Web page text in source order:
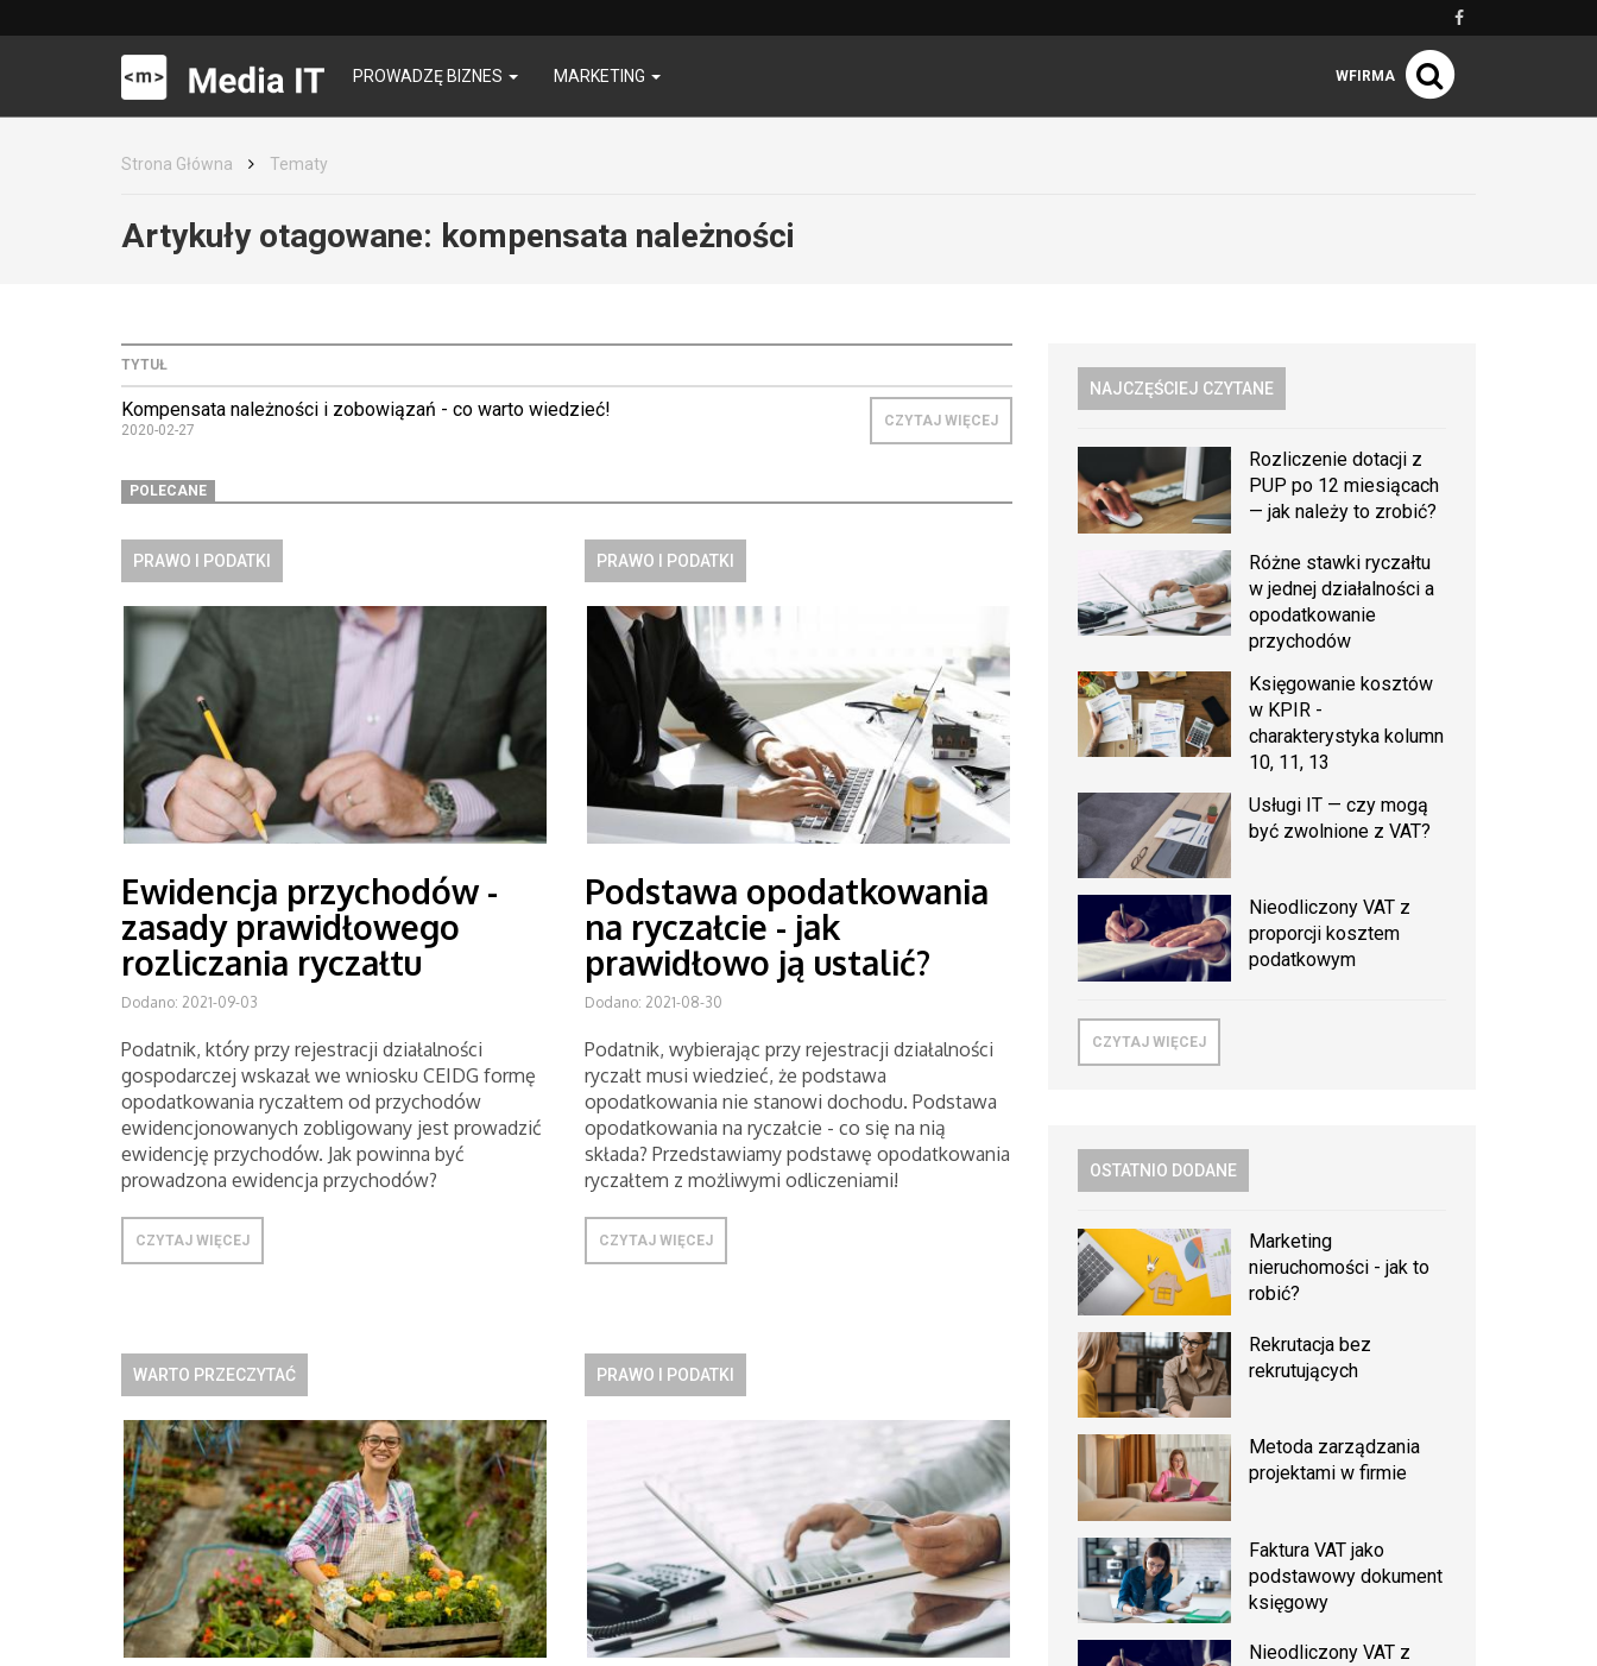
PROWADZĘ BIZNES MARKETING WFIRMA
Strona Główna Tematy
Artykuły otagowane: kompensata należności
TYTUŁ
Kompensata należności i zobowiązań - co warto wiedzieć!
2020-02-27
CZYTAJ WIĘCEJ
POLECANE
PRAWO I PODATKI
Ewidencja przychodów -
zasady prawidłowego
rozliczania ryczałtu
Dodano: 2021-09-03
Podatnik, który przy rejestracji działalności
gospodarczej wskazał we wniosku CEIDG formę
opodatkowania ryczałtem od przychodów
ewidencjonowanych zobligowany jest prowadzić
ewidencję przychodów. Jak powinna być
prowadzona ewidencja przychodów?
CZYTAJ WIĘCEJ
PRAWO I PODATKI
Podstawa opodatkowania
na ryczałcie - jak
prawidłowo ją ustalić?
Dodano: 2021-08-30
Podatnik, wybierając przy rejestracji działalności
ryczałt musi wiedzieć, że podstawa
opodatkowania nie stanowi dochodu. Podstawa
opodatkowania na ryczałcie - co się na nią
składa? Przedstawiamy podstawę opodatkowania
ryczałtem z możliwymi odliczeniami!
CZYTAJ WIĘCEJ
WARTO PRZECZYTAĆ PRAWO I PODATKI
NAJCZĘŚCIEJ CZYTANE
Rozliczenie dotacji z
PUP po 12 miesiącach
— jak należy to zrobić?
Różne stawki ryczałtu
w jednej działalności a
opodatkowanie
przychodów
Księgowanie kosztów
w KPIR -
charakterystyka kolumn
10, 11, 13
Usługi IT — czy mogą
być zwolnione z VAT?
Nieodliczony VAT z
proporcji kosztem
podatkowym
CZYTAJ WIĘCEJ
OSTATNIO DODANE
Marketing
nieruchomości - jak to
robić?
Rekrutacja bez
rekrutujących
Metoda zarządzania
projektami w firmie
Faktura VAT jako
podstawowy dokument
księgowy
Nieodliczony VAT z